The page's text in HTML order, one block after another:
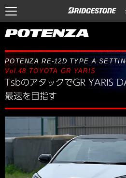
Motor Sports / Time Attack > POTENZA
POTENZA RE-12D TYPE A
Vol.48 TOYOTA GR YARIS
TsbのアタックでGR YARIS
最速を目指す